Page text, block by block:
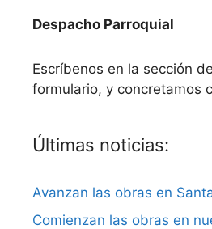
Despacho Parroquial
Escríbenos en la sección
formulario, y concretamos
Últimas noticias:
Avanzan las obras en
Comienzan las obras en